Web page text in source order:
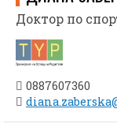
Доктор по
0887607360